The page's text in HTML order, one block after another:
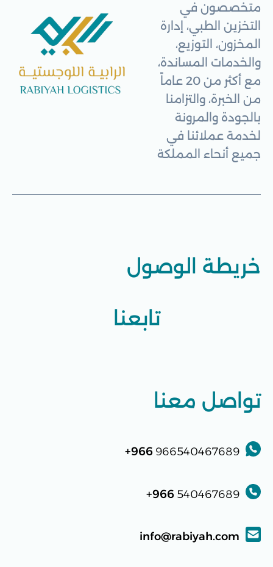
متخصصون في
التخزين الطبي، إدارة
المخزون، التوزيع،
والخدمات المساندة،
مع أكثر من 20 عاماً
من الخبرة، والتزامنا
بالجودة والمرونة
لخدمة عملائنا في
جميع أنحاء المملكة
تواصل معنا
966540467689
966+
540467689
966+
info@rabiyah.com
تابعنا
خريطة الوصول